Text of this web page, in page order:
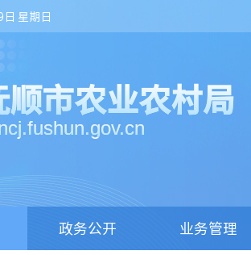
星期日
顺市农业农村局
政务公开 业务管理